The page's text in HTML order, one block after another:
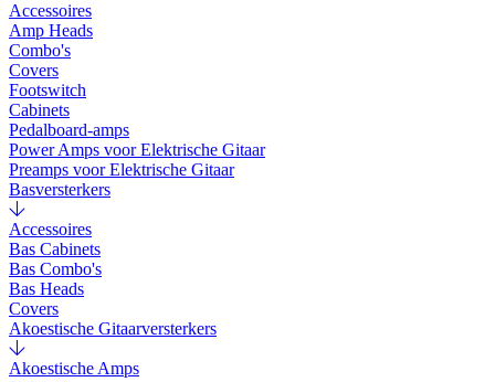
Accessoires
Amp Heads
Combo's
Covers
Footswitch
Cabinets
Pedalboard-amps
Power Amps voor Elektrische Gitaar
Preamps voor Elektrische Gitaar
Basversterkers
Accessoires
Bas Cabinets
Bas Combo's
Bas Heads
Covers
Akoestische Gitaarversterkers
Akoestische Amps